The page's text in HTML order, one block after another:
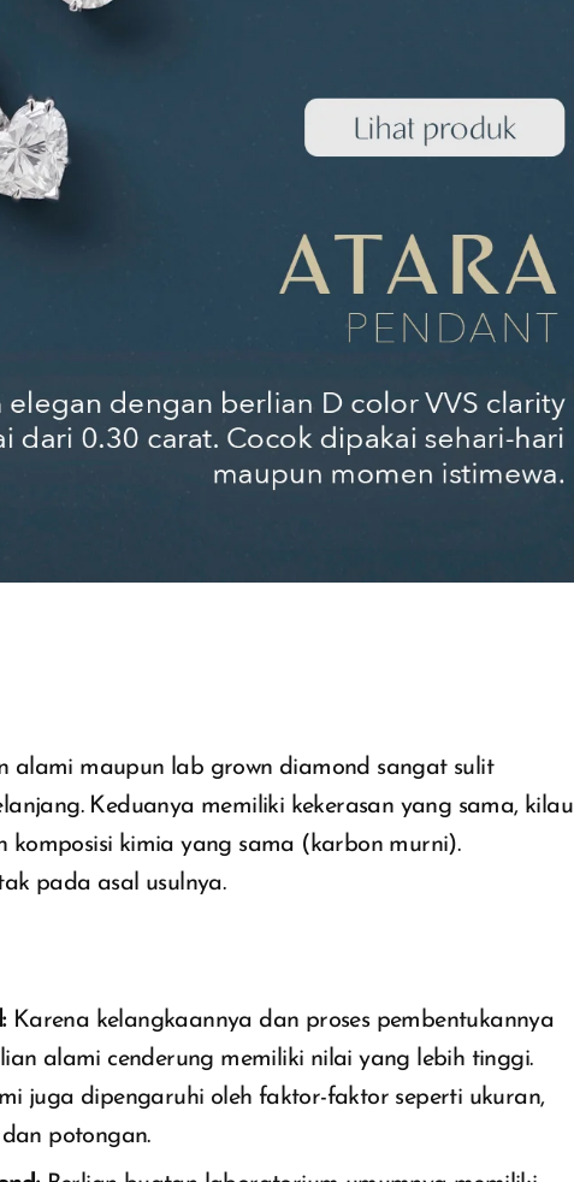
alami maupun lab grown diamond sangat sulit
Keduanya memiliki kekerasan yang sama, kilau
komposisi kimia yang sama (karbon murni).
pada asal usulnya.
Karena kelangkaannya dan proses pembentukannya
alami cenderung memiliki nilai yang lebih tinggi.
juga dipengaruhi oleh faktor-faktor seperti ukuran,
potongan.